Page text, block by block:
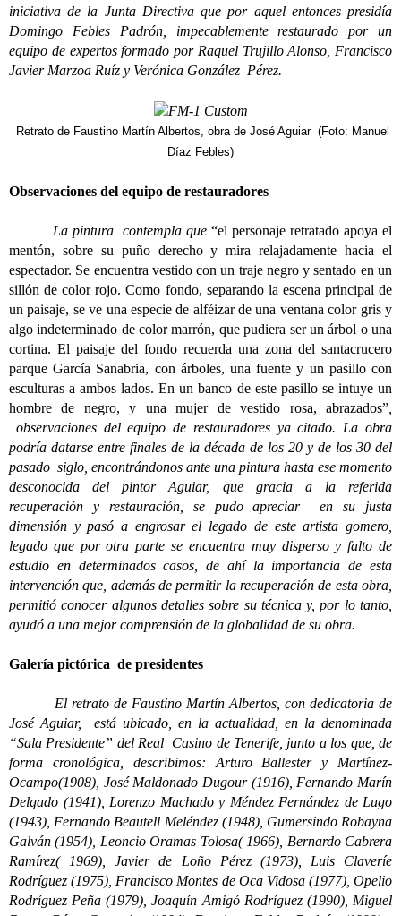
iniciativa de la Junta Directiva que por aquel entonces presidía
Domingo Febles Padrón, impecablemente restaurado por un
equipo de expertos formado por Raquel Trujillo Alonso, Francisco
Javier Marzoa Ruíz y Verónica González Pérez.
Retrato de Faustino Martín Albertos, obra de José Aguiar (Foto: Manuel
Díaz Febles)
Observaciones del equipo de restauradores
La pintura contempla que“el personaje retratado apoya el
mentón, sobre su puño derecho y mira relajadamente hacia el
espectador. Se encuentra vestido con un traje negro y sentado en un
sillón de color rojo. Como fondo, separando la escena principal de
un paisaje, se ve una especie de alféizar de una ventana color gris y
algo indeterminado de color marrón, que pudiera ser un árbol o una
cortina. El paisaje del fondo recuerda una zona del santacrucero
parque García Sanabria, con árboles, una fuente y un pasillo con
esculturas a ambos lados. En un banco de este pasillo se intuye un
hombre de negro, y una mujer de vestido rosa, abrazados”
observaciones del equipo de restauradores ya citado. La obra
podría datarse entre finales de la década de los 20 y de los 30 del
pasado siglo, encontrándonos ante una pintura hasta ese momento
desconocida del pintor Aguiar, que gracia a la referida
recuperación y restauración, se pudo apreciar en su justa
dimensión y pasó a engrosar el legado de este artista gomero,
legado que por otra parte se encuentra muy disperso y falto de
estudio en determinados casos, de ahí la importancia de esta
intervención que, además de permitir la recuperación de esta obra,
permitió conocer algunos detalles sobre su técnica y, por lo tanto,
ayudó a una mejor comprensión de la globalidad de su obra.
Galería pictórica de presidentes
El retrato de Faustino Martín Albertos, con dedicatoria de
José Aguiar, está ubicado, en la actualidad, en la denominada
“Sala Presidente” del Real Casino de Tenerife, junto a los que, de
forma cronológica, describimos: Arturo Ballester y Martínez-
Ocampo(1908), José Maldonado Dugour (1916), Fernando Marín
Delgado (1941), Lorenzo Machado y Méndez Fernández de Lugo
(1943), Fernando Beautell Meléndez (1948), Gumersindo Robayna
Galván (1954), Leoncio Oramas Tolosa( 1966), Bernardo Cabrera
Ramírez( 1969), Javier de Loño Pérez (1973), Luis Claveríe
Rodríguez (1975), Francisco Montes de Oca Vidosa (1977), Opelio
Rodríguez Peña (1979), Joaquín Amigó Rodríguez (1990), Miguel